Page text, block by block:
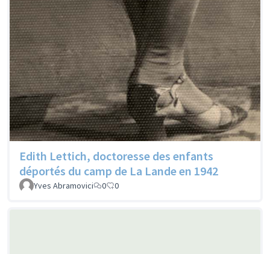
Edith Lettich, doctoresse des enfants
déportés du camp de La Lande en 1942
Yves Abramovici 0 0